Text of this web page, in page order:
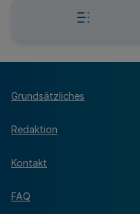
Grundsätzliches
Redaktion
Kontakt
FAQ